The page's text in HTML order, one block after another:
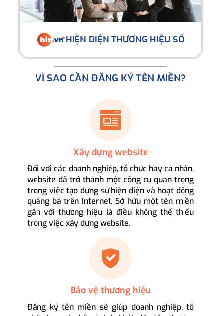
HIỆN DIỆN THƯƠNG HIỆU SỐ
VÌ SAO CẦN ĐĂNG KÝ TÊN MIỀN?
Xây dựng website
Đối với các doanh nghiệp, tổ chức hay cá nhân,
website đã trở thành một công cụ quan trọng
trong việc tạo dựng sự hiện diện và hoạt động
quảng bá trên Internet. Sở hữu một tên miền
gắn với thương hiệu là điều không thể thiếu
trong việc xây dựng website.
Bảo vệ thương hiệu
Đăng ký tên miền sẽ giúp doanh nghiệp, tổ